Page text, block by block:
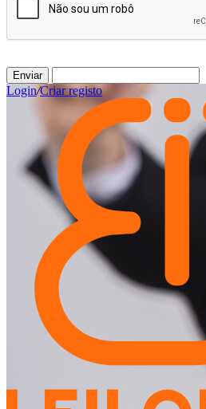
Enviar
Login/Criar registo